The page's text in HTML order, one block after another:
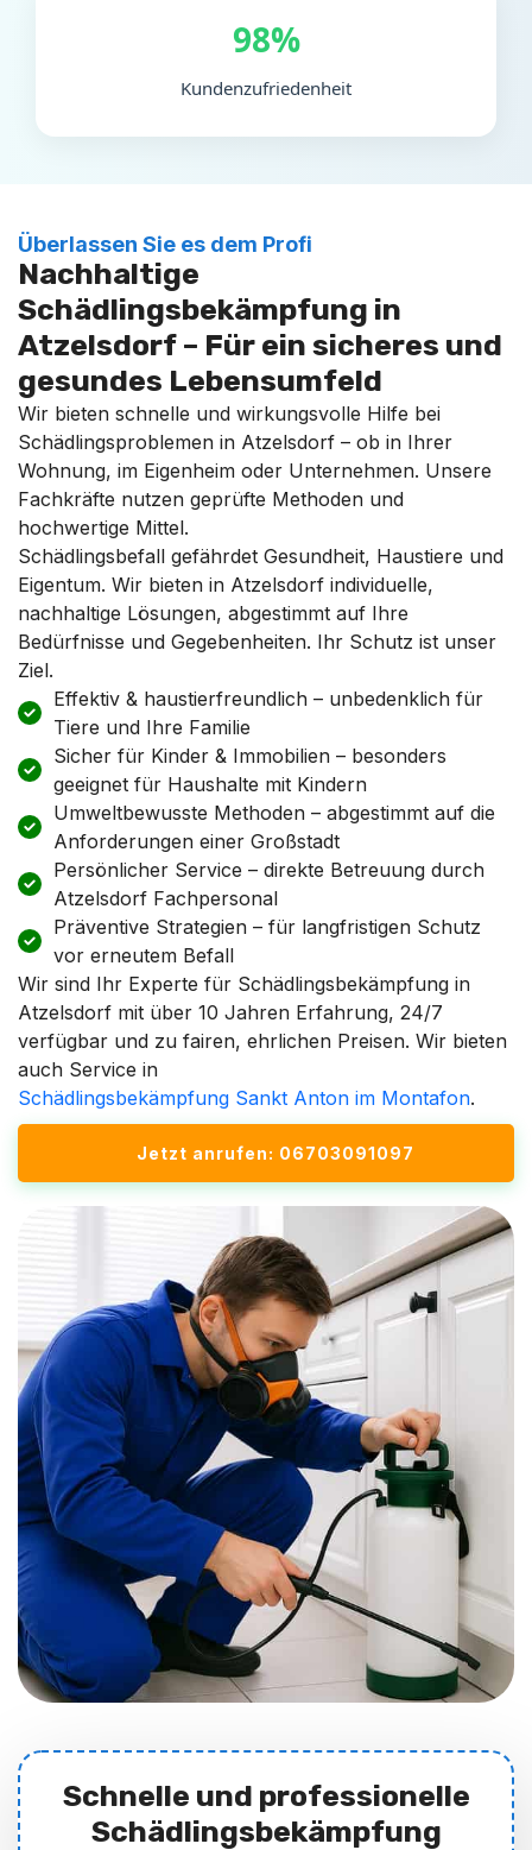
98%
Kundenzufriedenheit
Überlassen Sie es dem Profi
Nachhaltige
Schädlingsbekämpfung in
Atzelsdorf – Für ein sicheres und
gesundes Lebensumfeld
Wir bieten schnelle und wirkungsvolle Hilfe bei
Schädlingsproblemen in Atzelsdorf – ob in Ihrer
Wohnung, im Eigenheim oder Unternehmen. Unsere
Fachkräfte nutzen geprüfte Methoden und
hochwertige Mittel.
Schädlingsbefall gefährdet Gesundheit, Haustiere und
Eigentum. Wir bieten in Atzelsdorf individuelle,
nachhaltige Lösungen, abgestimmt auf Ihre
Bedürfnisse und Gegebenheiten. Ihr Schutz ist unser
Ziel.
Effektiv & haustierfreundlich – unbedenklich für
Tiere und Ihre Familie
Sicher für Kinder & Immobilien – besonders
geeignet für Haushalte mit Kindern
Umweltbewusste Methoden – abgestimmt auf die
Anforderungen einer Großstadt
Persönlicher Service – direkte Betreuung durch
Atzelsdorf Fachpersonal
Präventive Strategien – für langfristigen Schutz
vor erneutem Befall
Wir sind Ihr Experte für Schädlingsbekämpfung in
Atzelsdorf mit über 10 Jahren Erfahrung, 24/7
verfügbar und zu fairen, ehrlichen Preisen. Wir bieten
auch Service in
Schädlingsbekämpfung Sankt Anton im Montafon.
Jetzt anrufen: 06703091097
Schnelle und professionelle
Schädlingsbekämpfung